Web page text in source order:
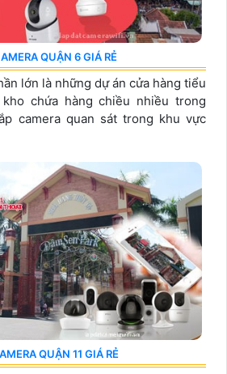
QUẬN 6 GIÁ RẺ
lớn là những dự án cửa hàng tiểu
chứa hàng chiều nhiều trong
camera quan sát trong khu vực
QUẬN 11 GIÁ RẺ